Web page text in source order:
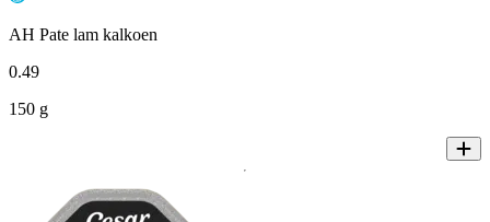
AH Pate lam kalkoen
0.49
150 g